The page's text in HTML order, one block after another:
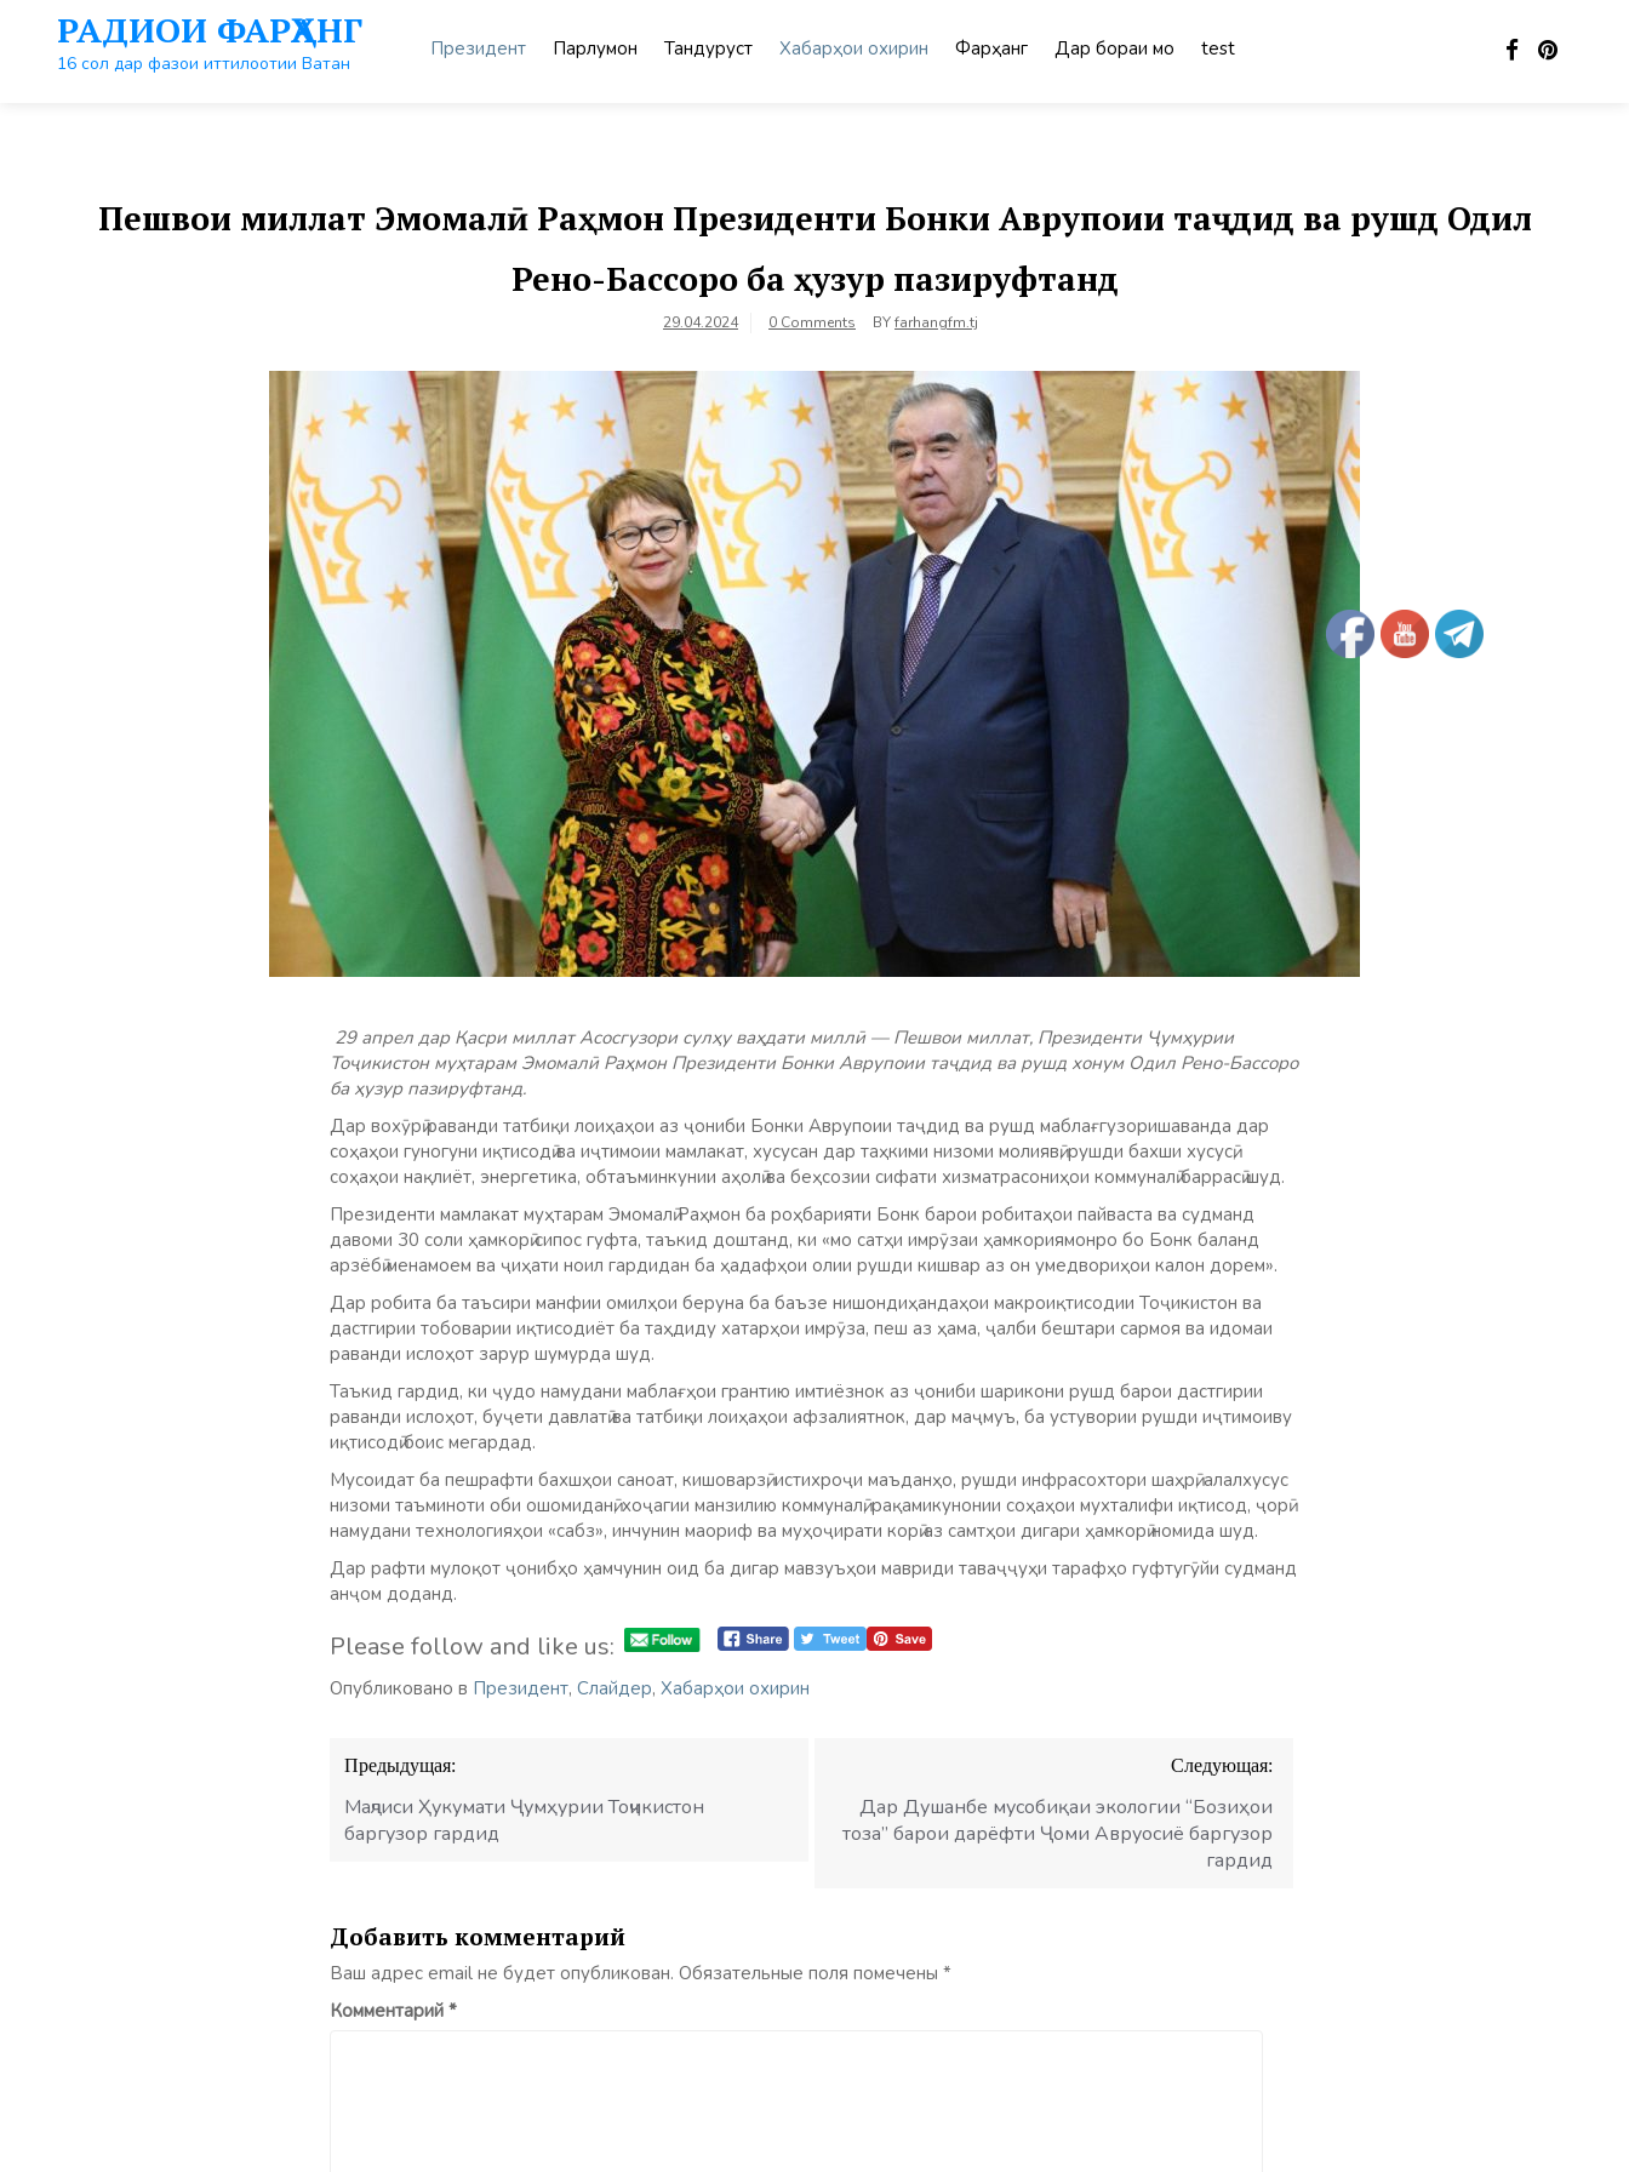
контенту
РАДИОИ ФАРҲАНГ
16 сол дар фазои иттилоотии Ватан
Президент Парлумон Тандурустӣ Хабарҳои охирин Фарҳанг Дар бораи мо test
Пешвои миллат Эмомалӣ Раҳмон Президенти Бонки Аврупоии таҷдид ва рушд Одил
Рено-Бассоро ба ҳузур пазируфтанд
29.04.2024 0 Comments BYfarhangfm.tj
29 апрел дар Қасри миллат Асосгузори сулҳу ваҳдати миллӣ — Пешвои миллат, Президенти Ҷумҳурии
Тоҷикистон муҳтарам Эмомалӣ Раҳмон Президенти Бонки Аврупоии таҷдид ва рушд хонум Одил Рено-Бассоро
ба ҳузур пазируфтанд.
Дар вохӯрӣ раванди татбиқи лоиҳаҳои аз ҷониби Бонки Аврупоии таҷдид ва рушд маблағгузоришаванда дар
соҳаҳои гуногуни иқтисодӣ ва иҷтимоии мамлакат, хусусан дар таҳкими низоми молиявӣ, рушди бахши хусусӣ,
соҳаҳои нақлиёт, энергетика, обтаъминкунии аҳолӣ ва беҳсозии сифати хизматрасониҳои коммуналӣ баррасӣ шуд.
Президенти мамлакат муҳтарам Эмомалӣ Раҳмон ба роҳбарияти Бонк барои робитаҳои пайваста ва судманд
давоми 30 соли ҳамкорӣ сипос гуфта, таъкид доштанд, ки «мо сатҳи имрӯзаи ҳамкориямонро бо Бонк баланд
арзёбӣ менамоем ва ҷиҳати ноил гардидан ба ҳадафҳои олии рушди кишвар аз он умедвориҳои калон дорем».
Дар робита ба таъсири манфии омилҳои беруна ба баъзе нишондиҳандаҳои макроиқтисодии Тоҷикистон ва
дастгирии тобоварии иқтисодиёт ба таҳдиду хатарҳои имрӯза, пеш аз ҳама, ҷалби бештари сармоя ва идомаи
раванди ислоҳот зарур шумурда шуд.
Таъкид гардид, ки ҷудо намудани маблағҳои грантию имтиёзнок аз ҷониби шарикони рушд барои дастгирии
раванди ислоҳот, буҷети давлатӣ ва татбиқи лоиҳаҳои афзалиятнок, дар маҷмуъ, ба устувории рушди иҷтимоиву
иқтисодӣ боис мегардад.
Мусоидат ба пешрафти бахшҳои саноат, кишоварзӣ, истихроҷи маъданҳо, рушди инфрасохтори шаҳрӣ, алалхусус
низоми таъминоти оби ошомиданӣ, хоҷагии манзилию коммуналӣ, рақамикунонии соҳаҳои мухталифи иқтисод, ҷорӣ
намудани технологияҳои «сабз», инчунин маориф ва муҳоҷирати корӣ аз самтҳои дигари ҳамкорӣ номида шуд.
Дар рафти мулоқот ҷонибҳо ҳамчунин оид ба дигар мавзуъҳои мавриди таваҷҷуҳи тарафҳо гуфтугӯйи судманд
анҷом доданд.
Please follow and like us:
Опубликовано в Президент, Слайдер, Хабарҳои охирин
Навигация
по
записям
Предыдущая:
Маҷлиси Ҳукумати Ҷумҳурии Тоҷикистон
баргузор гардид
Следующая:
Дар Душанбе мусобиқаи экологии “Бозиҳои
тоза” барои дарёфти Ҷоми Авруосиё баргузор
гардид
Добавить комментарий
Ваш адрес email не будет опубликован. Обязательные поля помечены *
Комментарий *